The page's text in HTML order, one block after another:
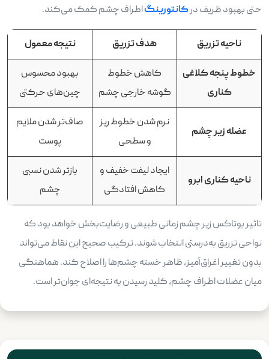
حتی بهبود ظریف درکانتورینگاطراف چشم کمک می‌کند.
ناحیه تزریق هدف تزریق نتیجه معمول
خطوط پنجه کلاغی
کناری
کاهش خطوط
گوشه خارجی چشم
بهبود محسوس
چین‌های حرکتی
عضله زیر چشم
نرم شدن خطوط ریز
و سطحی
صاف‌تر شدن ملایم
پوست
ناحیه کناری ابرو
ایجاد لیفت خفیف و
کاهش افتادگی
بازتر شدن نسبی
چشم
تاثیر بوتاکس زیر چشم زمانی طبیعی و رضایت‌بخش خواهد بود که
نواحی تزریق به‌درستی انتخاب شوند. ترکیب صحیح این نقاط می‌تواند
بدون تغییر اغراق‌آمیز، ظاهر خسته چشم‌ها را اصلاح کند. هماهنگی
میان عضلات اطراف چشم، کلید رسیدن به نتیجه‌ای جوان‌تر است.